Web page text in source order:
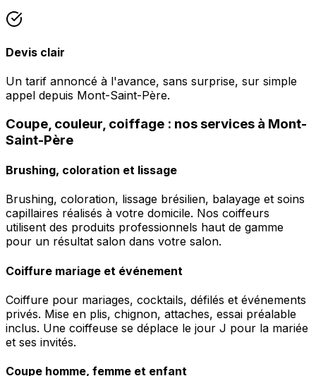
Devis clair
Un tarif annoncé à l'avance, sans surprise, sur simple
appel depuis Mont-Saint-Père.
Coupe, couleur, coiffage : nos services à Mont-
Saint-Père
Brushing, coloration et lissage
Brushing, coloration, lissage brésilien, balayage et soins
capillaires réalisés à votre domicile. Nos coiffeurs
utilisent des produits professionnels haut de gamme
pour un résultat salon dans votre salon.
Coiffure mariage et événement
Coiffure pour mariages, cocktails, défilés et événements
privés. Mise en plis, chignon, attaches, essai préalable
inclus. Une coiffeuse se déplace le jour J pour la mariée
et ses invités.
Coupe homme, femme et enfant